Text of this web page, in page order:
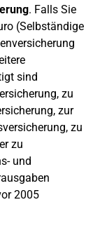
. Falls Sie
(Selbständige
sind
zu
zur
zu
zu
und
2005